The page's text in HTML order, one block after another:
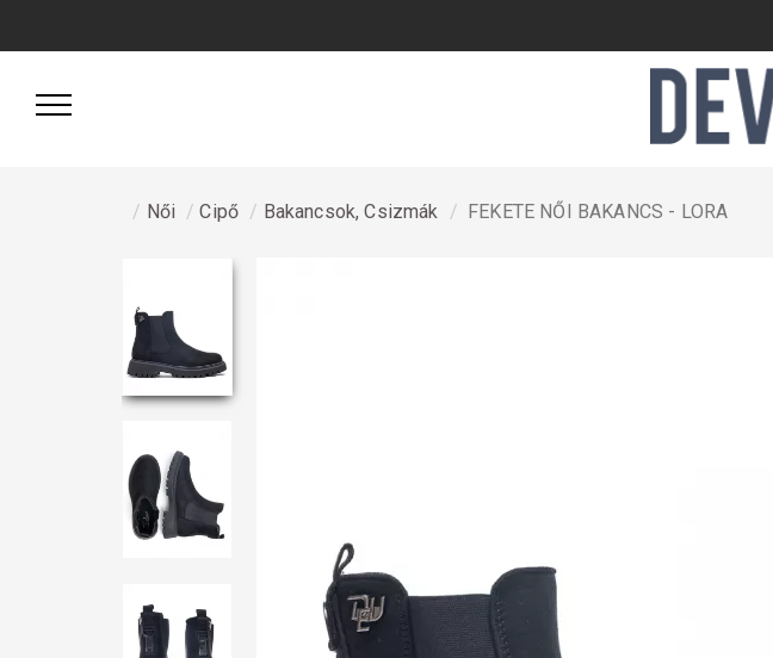
Női Cipő Bakancsok, Csizmák FEKETE NŐI BAKANCS - LORA